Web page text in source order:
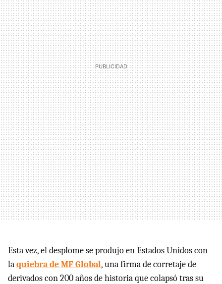
Esta vez, el desplome se produjo en Estados Unidos con
laquiebra de MF Global, una firma de corretaje de
derivados con 200 años de historia que colapsó tras su